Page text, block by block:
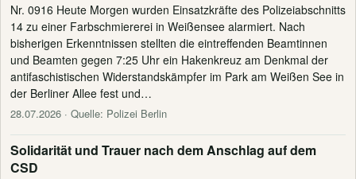
Nr. 0916 Heute Morgen wurden Einsatzkräfte des Polizeiabschnitts
14 zu einer Farbschmiererei in Weißensee alarmiert. Nach
bisherigen Erkenntnissen stellten die eintreffenden Beamtinnen
und Beamten gegen 7:25 Uhr ein Hakenkreuz am Denkmal der
antifaschistischen Widerstandskämpfer im Park am Weißen See in
der Berliner Allee fest und…
28.07.2026 · Quelle: Polizei Berlin
Solidarität und Trauer nach dem Anschlag auf dem
CSD